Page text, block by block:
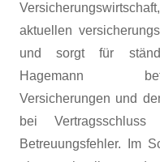
aktuellen
und sorgt für
Hagemann
Versicherungen und
bei
Betreuungsfehler. Im